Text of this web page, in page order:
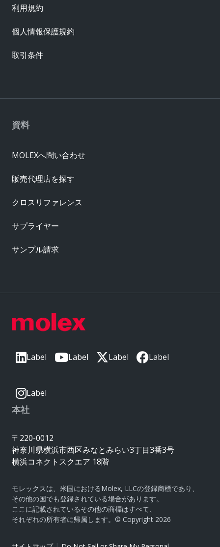
Label Label Label Label
Label
本社
〒220-0012
神奈川県横浜市西区みなとみらい3丁目3番3号
横浜コネクトスクエア 18階
モレックスは、米国におけるMolex, LLCの登録商標であり、
その他の国でも登録されている場合があります。
ここに記載されているその他の商標はすべて、
それぞれの所有者に帰属します。© Copyright 2026
資料
MOLEXへ問い合わせ
販売代理店を探す
クロスリファレンス
サプライヤー
サンプル請求
利用規約
個人情報保護規約
取引条件